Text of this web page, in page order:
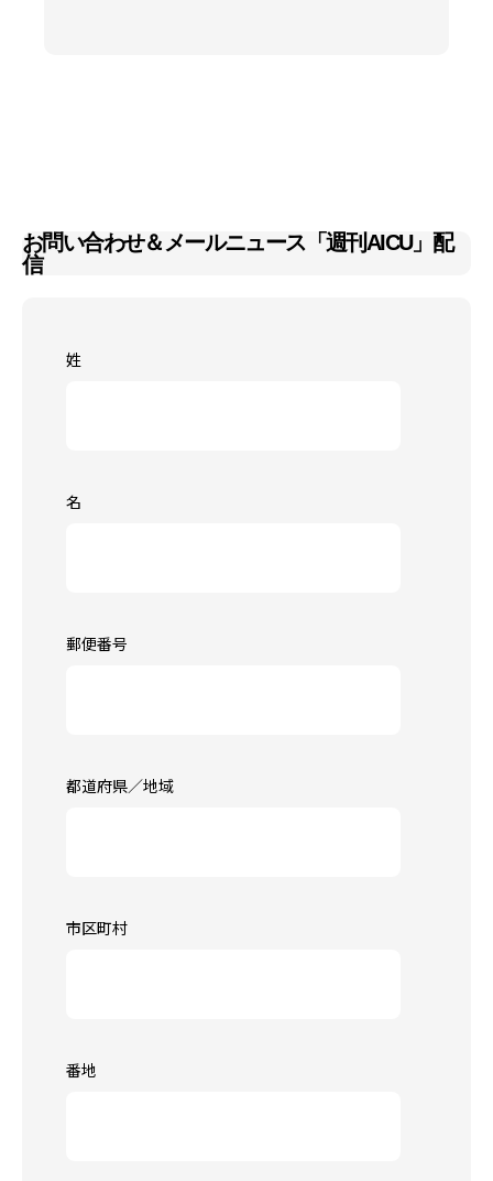
お問い合わせ＆メールニュース「週刊AICU」配
信
姓
名
郵便番号
都道府県／地域
市区町村
番地